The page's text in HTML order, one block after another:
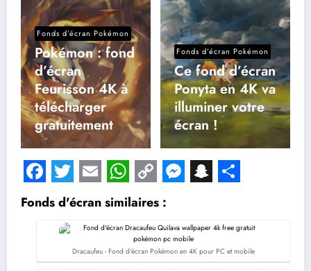
Fonds d’écran Pokémon
Pokémon : fond
d’écran
Feurisson 4K à
télécharger
gratuitement
Fonds d’écran Pokémon
Ce fond d’écran
Ponyta en 4K va
illuminer votre
écran !
Facebook
Twitter
EmailWhatsApp
Copy
Link
Messenger
Fonds d'écran similaires :
Dracaufeu - Fond d'écran Pokémon en 4K pour PC et mobile